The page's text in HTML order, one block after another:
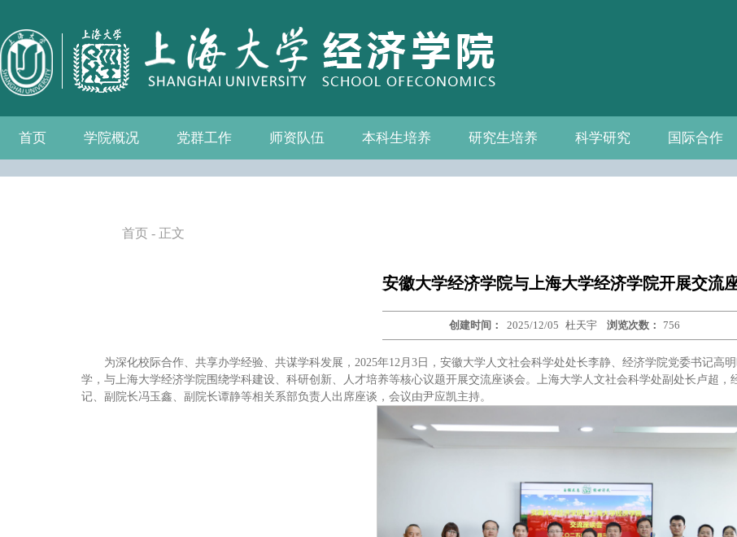
首页 学院概况
学院介绍 学院简介
发展历程
历任院长
现任领导
组织机构
学院愿景
党群工作
党务公开
党的建设
群众团体 工会
青联会
妇委会
退管会
学院制度
师资队伍
教师名录 系—中心名录
教授
人事专栏
招聘信息
博士后流动站
本科生培养
教务通知
教学管理
相关下载
教学成果
研究生培养
教务通知
培养方案
相关下载
科学研究
科研通知
科研新闻
学术活动
国际合作
国际交流
合作机构
联系我们
首页 - 正文
安徽大学经济学院与上海大学经济学院开展交流
创建时间： 2025/12/05 杜天宇 浏览次数： 756
为深化校际合作、共享办学经验、共谋学科发展，2025年12月3日，安徽大学人文社会科学处处长李静、经济学院党委书记高
学，与上海大学经济学院围绕学科建设、科研创新、人才培养等核心议题开展交流座谈会。上海大学人文社会科学处副处长卢超
记、副院长冯玉鑫、副院长谭静等相关系部负责人出席座谈，会议由尹应凯主持。